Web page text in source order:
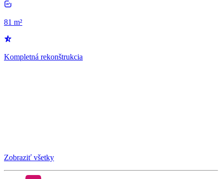
81 m²
Kompletná rekonštrukcia
Zobraziť všetky